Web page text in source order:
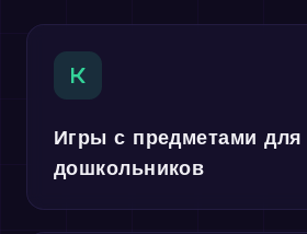
K
Игры с предметами для
дошкольников